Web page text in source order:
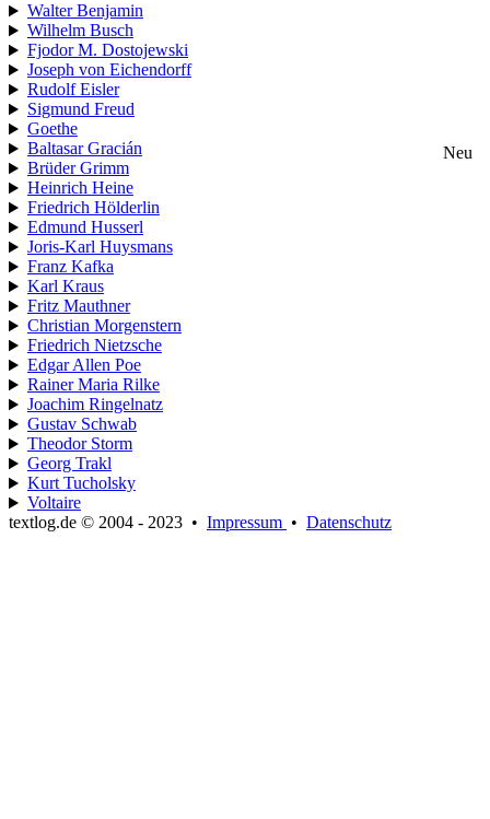
Walter Benjamin
Wilhelm Busch
Fjodor M. Dostojewski
Joseph von Eichendorff
Rudolf Eisler
Sigmund Freud
Goethe
Baltasar Gracián
Neu
Brüder Grimm
Heinrich Heine
Friedrich Hölderlin
Edmund Husserl
Joris-Karl Huysmans
Franz Kafka
Karl Kraus
Fritz Mauthner
Christian Morgenstern
Friedrich Nietzsche
Edgar Allen Poe
Rainer Maria Rilke
Joachim Ringelnatz
Gustav Schwab
Theodor Storm
Georg Trakl
Kurt Tucholsky
Voltaire
textlog.de © 2004 - 2023 • Impressum • Datenschutz